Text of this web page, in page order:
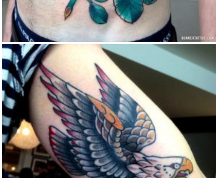
TRADITIONAL EAGLE TATTOO
Color Traditional